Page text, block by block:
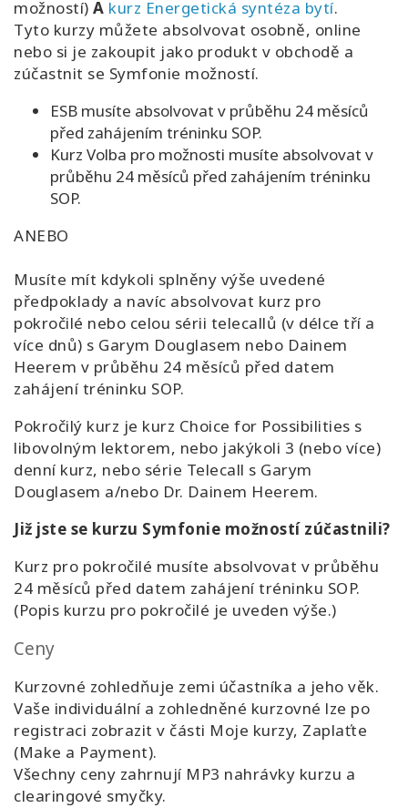
možností) A kurz Energetická syntéza bytí.
Tyto kurzy můžete absolvovat osobně, online
nebo si je zakoupit jako produkt v obchodě a
zúčastnit se Symfonie možností.
ESB musíte absolvovat v průběhu 24 měsíců
před zahájením tréninku SOP.
Kurz Volba pro možnosti musíte absolvovat v
průběhu 24 měsíců před zahájením tréninku
SOP.
ANEBO
Musíte mít kdykoli splněny výše uvedené
předpoklady a navíc absolvovat kurz pro
pokročilé nebo celou sérii telecallů (v délce tří a
více dnů) s Garym Douglasem nebo Dainem
Heerem v průběhu 24 měsíců před datem
zahájení tréninku SOP.
Pokročilý kurz je kurz Choice for Possibilities s
libovolným lektorem, nebo jakýkoli 3 (nebo více)
denní kurz, nebo série Telecall s Garym
Douglasem a/nebo Dr. Dainem Heerem.
Již jste se kurzu Symfonie možností zúčastnili?
Kurz pro pokročilé musíte absolvovat v průběhu
24 měsíců před datem zahájení tréninku SOP.
(Popis kurzu pro pokročilé je uveden výše.)
Ceny
Kurzovné zohledňuje zemi účastníka a jeho věk.
Vaše individuální a zohledněné kurzovné lze po
registraci zobrazit v části Moje kurzy, Zaplaťte
(Make a Payment).
Všechny ceny zahrnují MP3 nahrávky kurzu a
clearingové smyčky.